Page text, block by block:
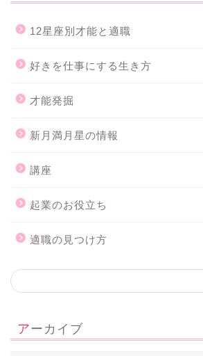
12星座別才能と適職
好きを仕事にする生き方
才能発掘
新月満月星の情報
講座
起業のお役立ち
適職の見つけ方
アーカイブ